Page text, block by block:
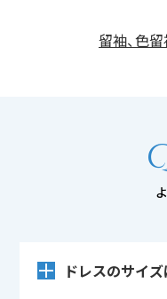
留袖、色
ドレスのサイ